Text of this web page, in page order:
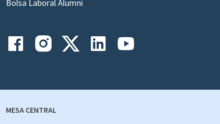
Bolsa Laboral Alumni
MESA CENTRAL